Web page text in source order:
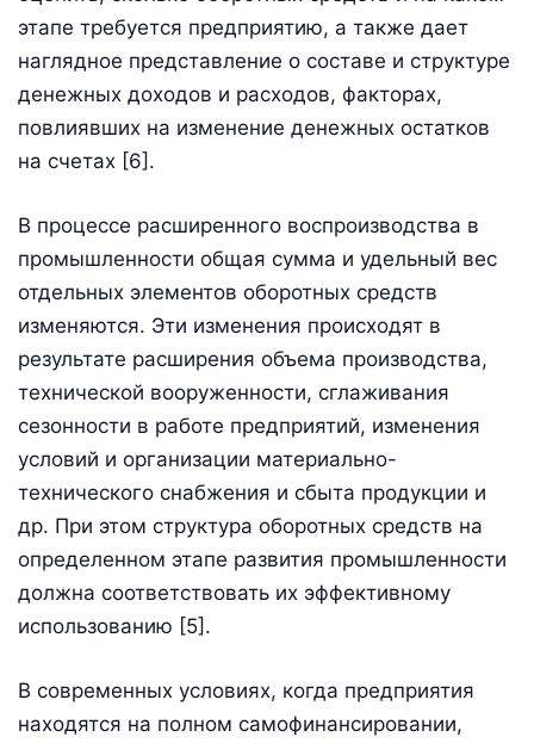
этапе требуется предприятию, а также дает
наглядное представление о составе и структуре
денежных доходов и расходов, факторах,
повлиявших на изменение денежных остатков
на счетах [6].
В процессе расширенного воспроизводства в
промышленности общая сумма и удельный вес
отдельных элементов оборотных средств
изменяются. Эти изменения происходят в
результате расширения объема производства,
технической вооруженности, сглаживания
сезонности в работе предприятий, изменения
условий и организации материально-
технического снабжения и сбыта продукции и
др. При этом структура оборотных средств на
определенном этапе развития промышленности
должна соответствовать их эффективному
использованию [5].
В современных условиях, когда предприятия
находятся на полном самофинансировании,